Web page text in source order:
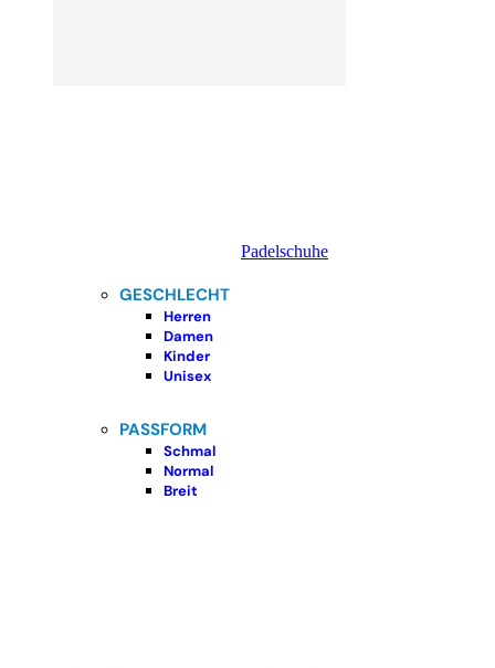
Padelschuhe
GESCHLECHT
Herren
Damen
Kinder
Unisex
PASSFORM
Schmal
Normal
Breit